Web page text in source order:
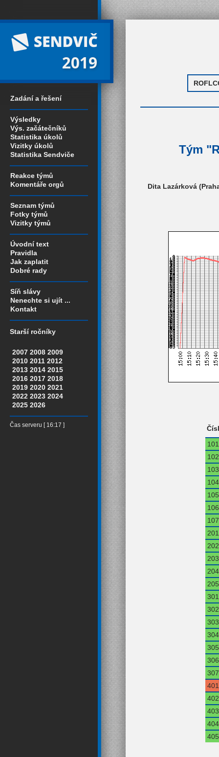
2019
Zadání a řešení
Výsledky
Výs. začátečníků
Statistika úkolů
Vizitky úkolů
Statistika Sendviče
Reakce týmů
Komentáře orgů
Seznam týmů
Fotky týmů
Vizitky týmů
Úvodní text
Pravidla
Jak zaplatit
Dobré rady
Síň slávy
Nenechte si ujít ...
Kontakt
Starší ročníky
2007 2008 2009
2010 2011 2012
2013 2014 2015
2016 2017 2018
2019 2020 2021
2022 2023 2024
2025 2026
Čas serveru [ 16:17 ]
Tým
Dita Lazárková
101
102
103
104
105
106
107
201
202
203
204
205
301
302
303
304
305
306
307
401
402
403
404
405